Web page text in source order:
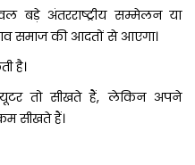
बड़े अंतरराष्ट्रीय सम्मेलन या
समाज की आदतों से आएगा।
है।
तो सीखते हैं, लेकिन अपने
सीखते हैं।